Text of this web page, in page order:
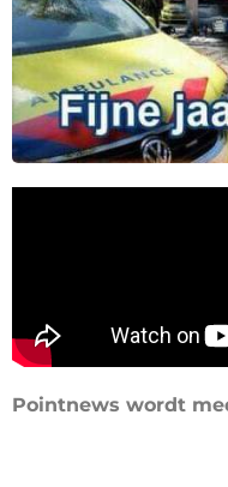
Pointnews wordt